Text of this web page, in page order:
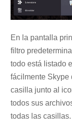
En la pantalla
filtro
todo está listado
fácilmente Skype
casilla junto al
todos sus
todas las